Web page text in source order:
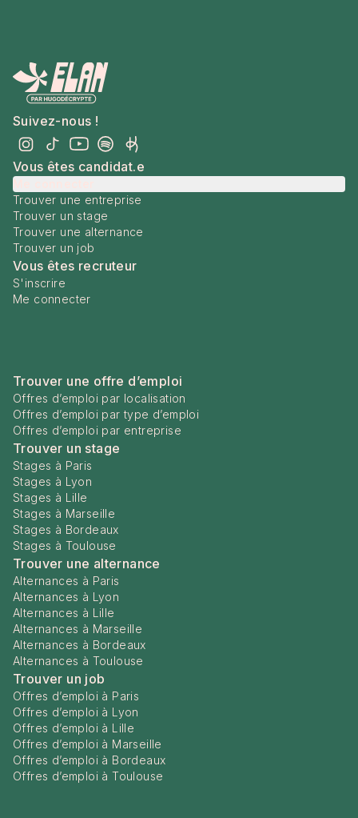
Suivez-nous !
Vous êtes candidat.e
Trouver une entreprise
Trouver un stage
Trouver une alternance
Trouver un job
Vous êtes recruteur
S'inscrire
Me connecter
Trouver une offre d’emploi
Offres d’emploi par localisation
Offres d’emploi par type d’emploi
Offres d’emploi par entreprise
Trouver un stage
Stages à Paris
Stages à Lyon
Stages à Lille
Stages à Marseille
Stages à Bordeaux
Stages à Toulouse
Trouver une alternance
Alternances à Paris
Alternances à Lyon
Alternances à Lille
Alternances à Marseille
Alternances à Bordeaux
Alternances à Toulouse
Trouver un job
Offres d’emploi à Paris
Offres d’emploi à Lyon
Offres d’emploi à Lille
Offres d’emploi à Marseille
Offres d’emploi à Bordeaux
Offres d’emploi à Toulouse